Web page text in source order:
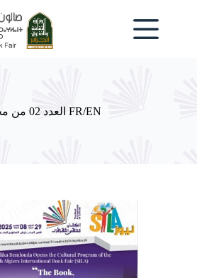
العدد 02 من مجلة سيلا 2025 FR/EN